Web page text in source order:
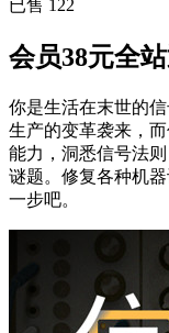
已售 122
会员38元全
你是生活在末世的
生产的变革袭来，
能力，洞悉信号法
谜题。修复各种机
一步吧。